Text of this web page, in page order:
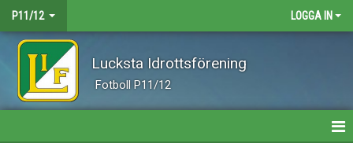
P11/12 LOGGA IN
Lucksta Idrottsförening
Fotboll P11/12